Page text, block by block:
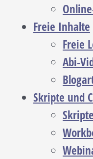
Freie Inhalte
Freie
Abi-
Skripte und
Skripte